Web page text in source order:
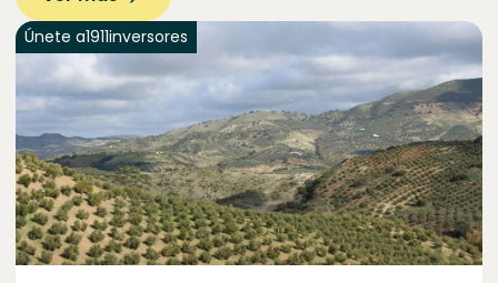
Únete a1911inversores